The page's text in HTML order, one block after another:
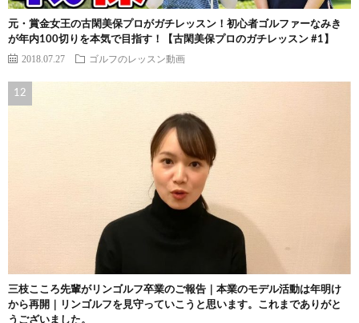
元・賞金女王の古閑美保プロがガチレッスン！初心者ゴルファーなみき
が年内100切りを本気で目指す！【古閑美保プロのガチレッスン #1】
2018.07.27 ゴルフのレッスン動画
三枝こころ先輩がリンゴルフ卒業のご報告｜本業のモデル活動は年明け
から再開｜リンゴルフを見守っていこうと思います。これまでありがと
うございました。